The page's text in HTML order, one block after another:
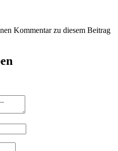
Kommentar zu diesem Beitrag